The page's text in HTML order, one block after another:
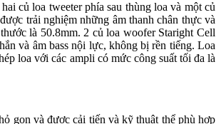
củ loa tweeter phía sau thùng loa và một củ
trải nghiệm những âm thanh chân thực và
là 50.8mm. 2 củ loa woofer Staright Cell
và âm bass nội lực, không bị rền tiếng. Loa
loa với các ampli có mức công suất tối đa là
gọn và được cải tiến và kỹ thuật thể phù hợp